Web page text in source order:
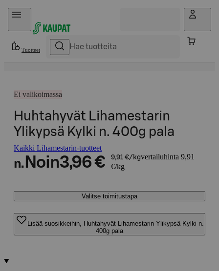
Hyppää sisältöön
Tuotteet
Ei valikoimassa
Huhtahyvät Lihamestarin
Ylikypsä Kylki n. 400g pala
Kaikki Lihamestarin-tuotteet
n. Noin3,96 € 9,91 €/kgvertailuhinta 9,91
€/kg
Valitse toimitustapa
Lisää suosikkeihin, Huhtahyvät Lihamestarin Ylikypsä Kylki n.
400g pala